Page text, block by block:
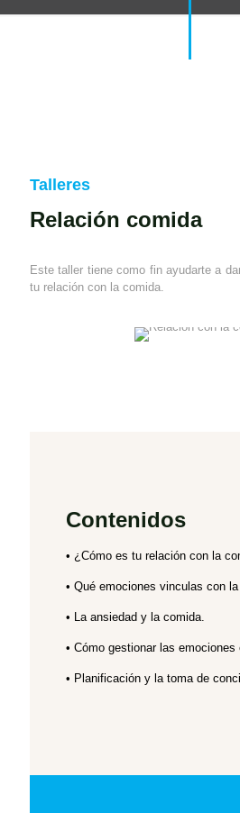
Talleres
Relación comida
Este taller tiene como fin ayudarte a
tu relación con la comida.
Contenidos
• ¿Cómo es tu relación con la
• Qué emociones vinculas con
• La ansiedad y la comida.
• Cómo gestionar las
• Planificación y la toma de